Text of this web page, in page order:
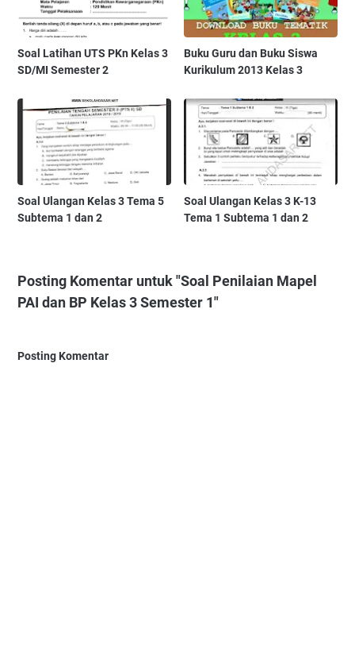
Soal Latihan UTS PKn Kelas 3
SD/MI Semester 2
Buku Guru dan Buku Siswa
Kurikulum 2013 Kelas 3
Soal Ulangan Kelas 3 Tema 5
Subtema 1 dan 2
Soal Ulangan Kelas 3 K-13
Tema 1 Subtema 1 dan 2
Posting Komentar untuk "Soal Penilaian Mapel
PAI dan BP Kelas 3 Semester 1"
Posting Komentar